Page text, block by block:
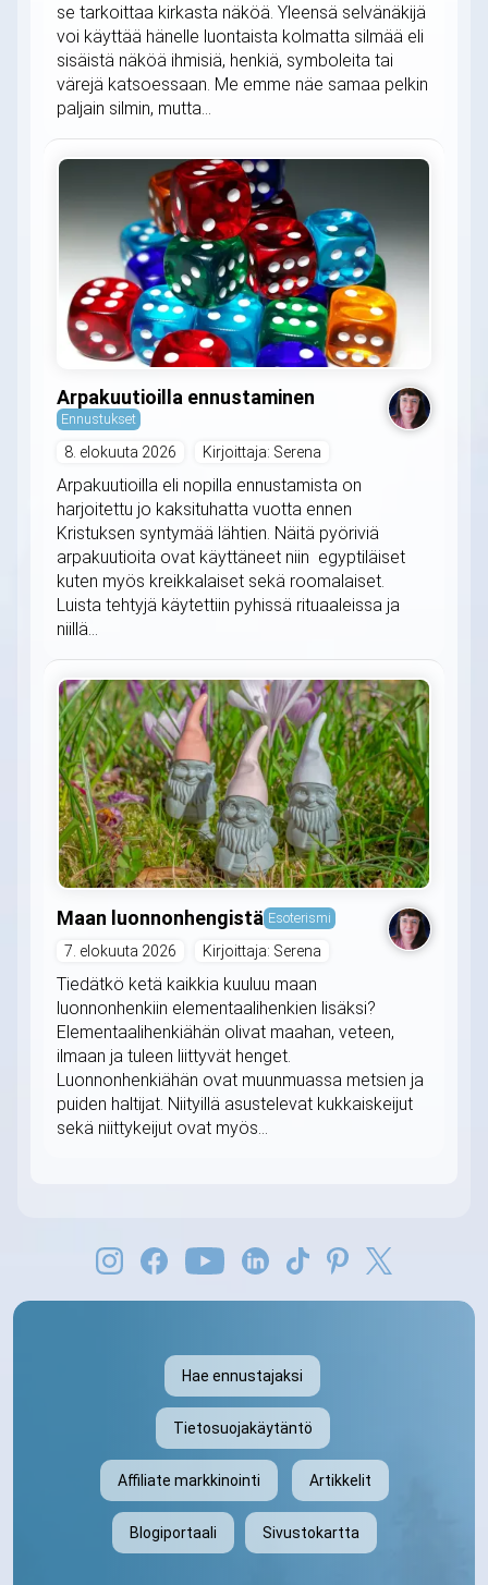
se tarkoittaa kirkasta näköä. Yleensä selvänäkijä
voi käyttää hänelle luontaista kolmatta silmää eli
sisäistä näköä ihmisiä, henkiä, symboleita tai
värejä katsoessaan. Me emme näe samaa pelkin
paljain silmin, mutta...
Arpakuutioilla ennustaminen
Ennustukset
8. elokuuta 2026 Kirjoittaja: Serena
Arpakuutioilla eli nopilla ennustamista on
harjoitettu jo kaksituhatta vuotta ennen
Kristuksen syntymää lähtien. Näitä pyöriviä
arpakuutioita ovat käyttäneet niin egyptiläiset
kuten myös kreikkalaiset sekä roomalaiset.
Luista tehtyjä käytettiin pyhissä rituaaleissa ja
niillä...
Maan luonnonhengistä Esoterismi
7. elokuuta 2026 Kirjoittaja: Serena
Tiedätkö ketä kaikkia kuuluu maan
luonnonhenkiin elementaalihenkien lisäksi?
Elementaalihenkiähän olivat maahan, veteen,
ilmaan ja tuleen liittyvät henget.
Luonnonhenkiähän ovat muunmuassa metsien ja
puiden haltijat. Niityillä asustelevat kukkaiskeijut
sekä niittykeijut ovat myös...
Hae ennustajaksi
Tietosuojakäytäntö
Affiliate markkinointi Artikkelit
Blogiportaali Sivustokartta